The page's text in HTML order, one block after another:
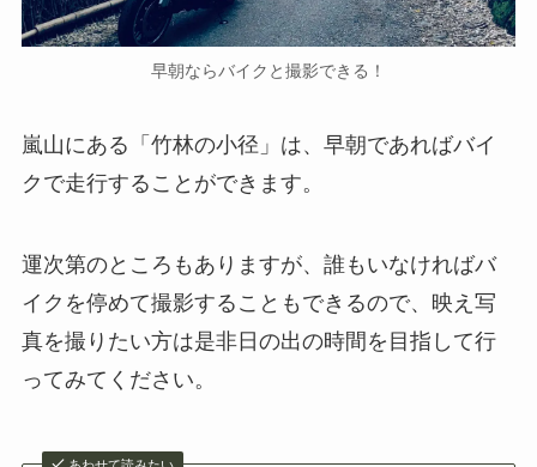
早朝ならバイクと撮影できる！
嵐山にある「竹林の小径」は、早朝であればバイ
クで走行することができます。
運次第のところもありますが、誰もいなければバ
イクを停めて撮影することもできるので、映え写
真を撮りたい方は是非日の出の時間を目指して行
ってみてください。